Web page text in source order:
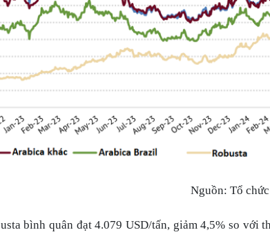
Nguồn: Tổ
bình quân đạt 4.079 USD/tấn, giảm 4,5% so với